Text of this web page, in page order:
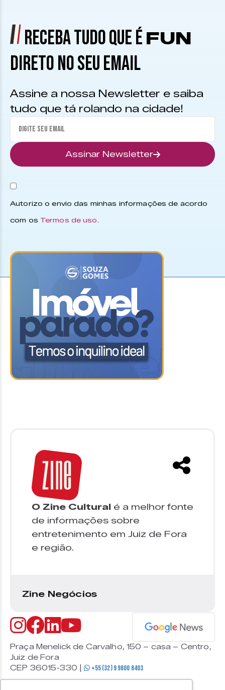
RECEBA TUDO QUE É FUN
DIRETO NO SEU EMAIL
Assine a nossa Newsletter e saiba
tudo que tá rolando na cidade!
Assinar Newsletter
Autorizo o envio das minhas informações de acordo
com os Termos de uso.
O Zine Cultural é a melhor fonte
de informações sobre
entretenimento em Juiz de Fora
e região.
Zine Negócios
Praça Menelick de Carvalho, 150 – casa – Centro,
Juiz de Fora
CEP 36015-330 |
+55 (32) 9 9800 8403